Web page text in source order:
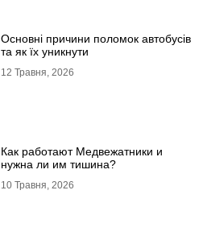
Основні причини поломок автобусів
та як їх уникнути
12 Травня, 2026
Как работают Медвежатники и
нужна ли им тишина?
10 Травня, 2026